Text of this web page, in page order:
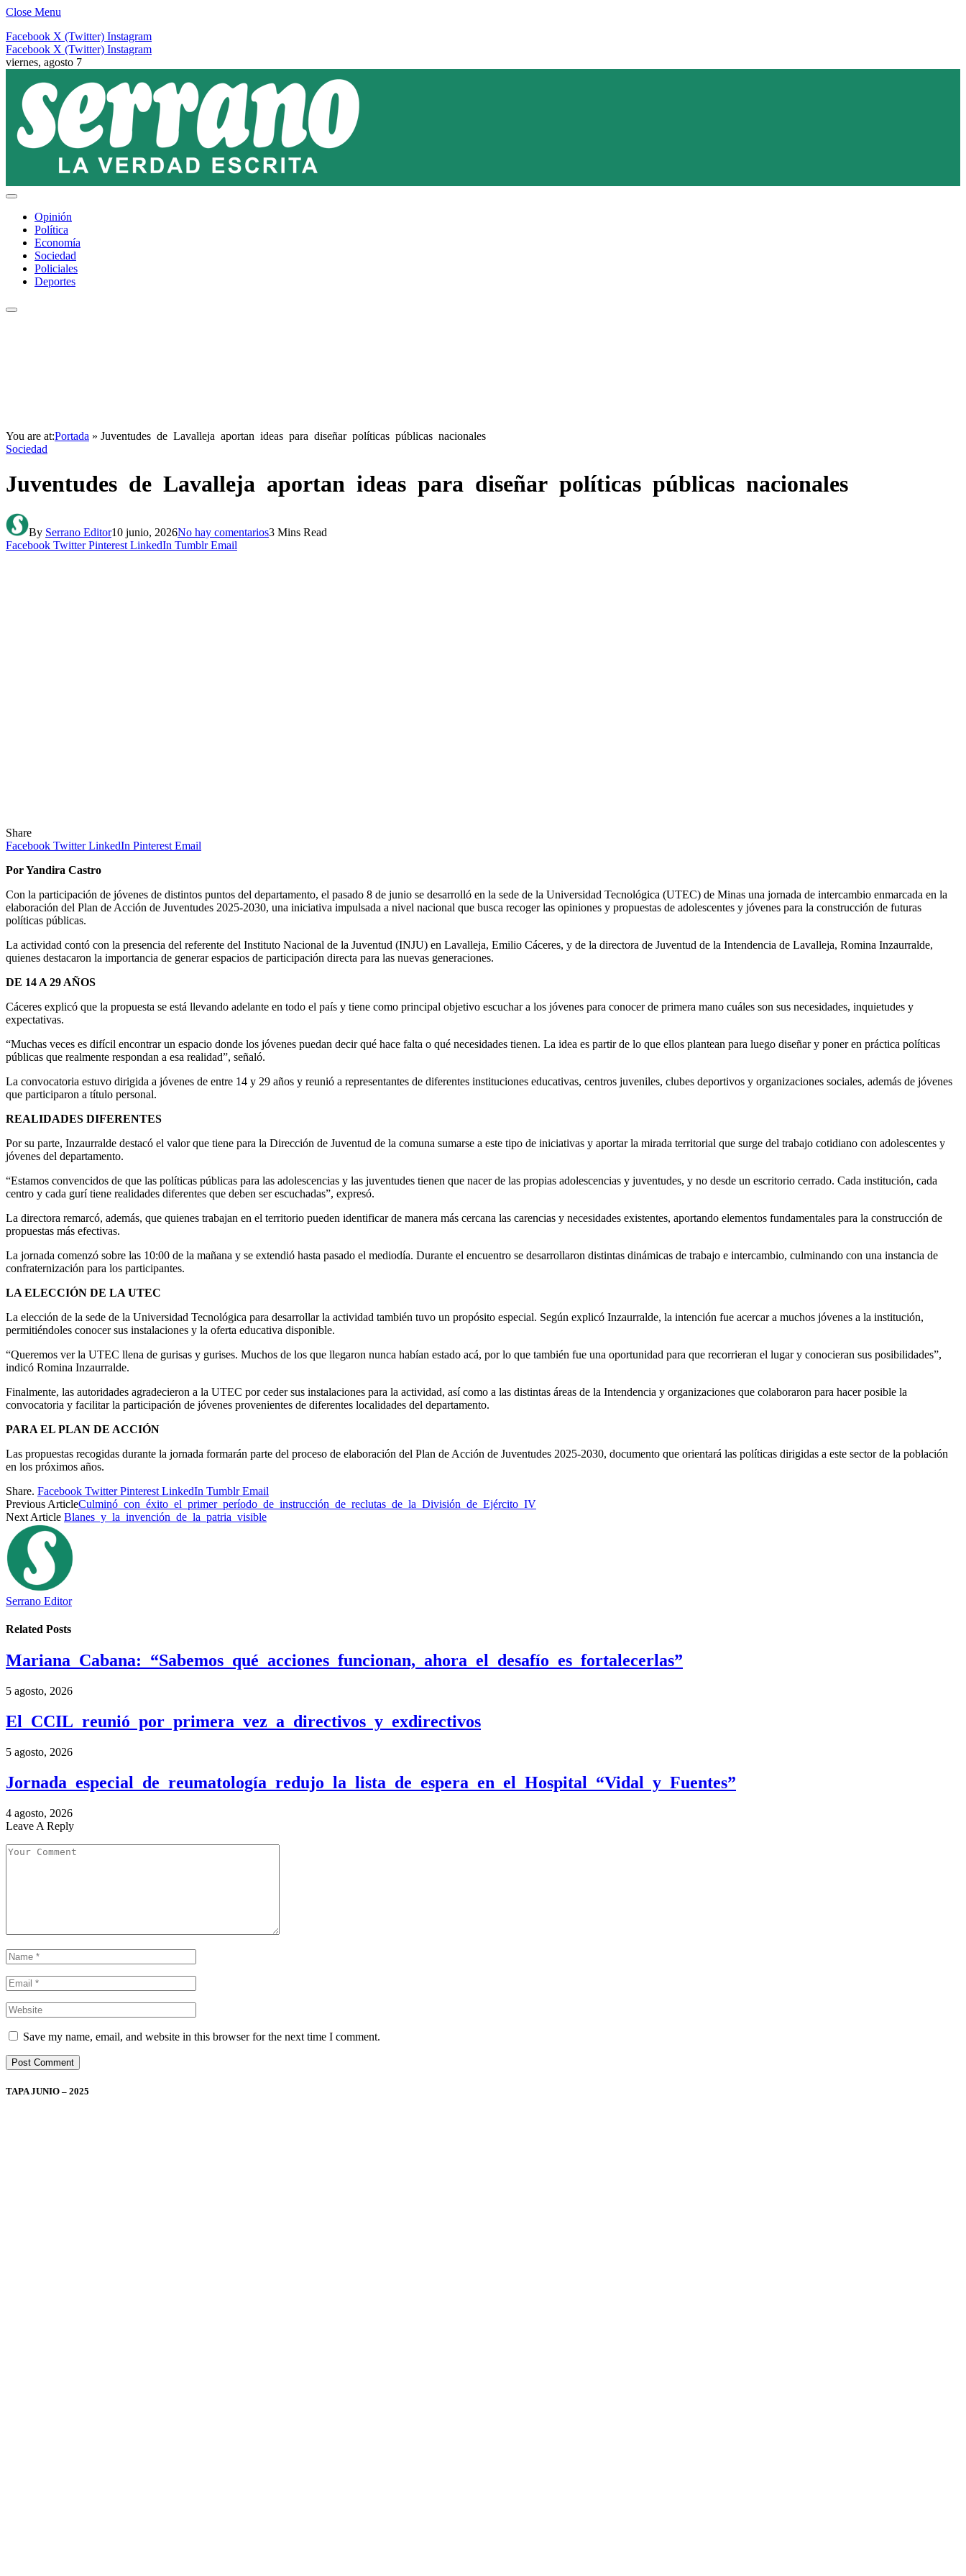
Close Menu
Facebook X (Twitter) Instagram
Facebook X (Twitter) Instagram
viernes, agosto 7
Opinión
Política
Economía
Sociedad
Policiales
Deportes
You are at:Portada » Juventudes de Lavalleja aportan ideas para diseñar políticas públicas nacionales
Sociedad
Juventudes de Lavalleja aportan ideas para diseñar políticas públicas nacionales
By Serrano Editor10 junio, 2026No hay comentarios3 Mins Read
Facebook Twitter Pinterest LinkedIn Tumblr Email
Share
Facebook Twitter LinkedIn Pinterest Email
Por Yandira Castro
Con la participación de jóvenes de distintos puntos del departamento, el pasado 8 de junio se desarrolló en la sede de la Universidad Tecnológica (UTEC) de Minas una jornada de intercambio enmarcada en la
elaboración del Plan de Acción de Juventudes 2025-2030, una iniciativa impulsada a nivel nacional que busca recoger las opiniones y propuestas de adolescentes y jóvenes para la construcción de futuras
políticas públicas.
La actividad contó con la presencia del referente del Instituto Nacional de la Juventud (INJU) en Lavalleja, Emilio Cáceres, y de la directora de Juventud de la Intendencia de Lavalleja, Romina Inzaurralde,
quienes destacaron la importancia de generar espacios de participación directa para las nuevas generaciones.
DE 14 A 29 AÑOS
Cáceres explicó que la propuesta se está llevando adelante en todo el país y tiene como principal objetivo escuchar a los jóvenes para conocer de primera mano cuáles son sus necesidades, inquietudes y
expectativas.
“Muchas veces es difícil encontrar un espacio donde los jóvenes puedan decir qué hace falta o qué necesidades tienen. La idea es partir de lo que ellos plantean para luego diseñar y poner en práctica políticas
públicas que realmente respondan a esa realidad”, señaló.
La convocatoria estuvo dirigida a jóvenes de entre 14 y 29 años y reunió a representantes de diferentes instituciones educativas, centros juveniles, clubes deportivos y organizaciones sociales, además de jóvenes
que participaron a título personal.
REALIDADES DIFERENTES
Por su parte, Inzaurralde destacó el valor que tiene para la Dirección de Juventud de la comuna sumarse a este tipo de iniciativas y aportar la mirada territorial que surge del trabajo cotidiano con adolescentes y
jóvenes del departamento.
“Estamos convencidos de que las políticas públicas para las adolescencias y las juventudes tienen que nacer de las propias adolescencias y juventudes, y no desde un escritorio cerrado. Cada institución, cada
centro y cada gurí tiene realidades diferentes que deben ser escuchadas”, expresó.
La directora remarcó, además, que quienes trabajan en el territorio pueden identificar de manera más cercana las carencias y necesidades existentes, aportando elementos fundamentales para la construcción de
propuestas más efectivas.
La jornada comenzó sobre las 10:00 de la mañana y se extendió hasta pasado el mediodía. Durante el encuentro se desarrollaron distintas dinámicas de trabajo e intercambio, culminando con una instancia de
confraternización para los participantes.
LA ELECCIÓN DE LA UTEC
La elección de la sede de la Universidad Tecnológica para desarrollar la actividad también tuvo un propósito especial. Según explicó Inzaurralde, la intención fue acercar a muchos jóvenes a la institución,
permitiéndoles conocer sus instalaciones y la oferta educativa disponible.
“Queremos ver la UTEC llena de gurisas y gurises. Muchos de los que llegaron nunca habían estado acá, por lo que también fue una oportunidad para que recorrieran el lugar y conocieran sus posibilidades”,
indicó Romina Inzaurralde.
Finalmente, las autoridades agradecieron a la UTEC por ceder sus instalaciones para la actividad, así como a las distintas áreas de la Intendencia y organizaciones que colaboraron para hacer posible la
convocatoria y facilitar la participación de jóvenes provenientes de diferentes localidades del departamento.
PARA EL PLAN DE ACCIÓN
Las propuestas recogidas durante la jornada formarán parte del proceso de elaboración del Plan de Acción de Juventudes 2025-2030, documento que orientará las políticas dirigidas a este sector de la población
en los próximos años.
Share. Facebook Twitter Pinterest LinkedIn Tumblr Email
Previous ArticleCulminó con éxito el primer período de instrucción de reclutas de la División de Ejército IV
Next Article Blanes y la invención de la patria visible
Serrano Editor
Related Posts
Mariana Cabana: “Sabemos qué acciones funcionan, ahora el desafío es fortalecerlas”
5 agosto, 2026
El CCIL reunió por primera vez a directivos y exdirectivos
5 agosto, 2026
Jornada especial de reumatología redujo la lista de espera en el Hospital “Vidal y Fuentes”
4 agosto, 2026
Leave A Reply
Save my name, email, and website in this browser for the next time I comment.
TAPA JUNIO – 2025